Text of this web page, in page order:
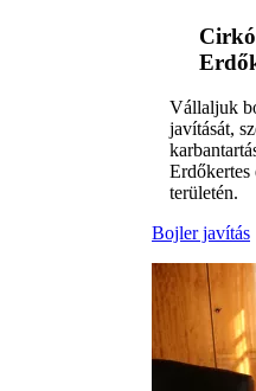
Vállaljuk
javítását,
Erdőkertes
területén.
Bojler javítás